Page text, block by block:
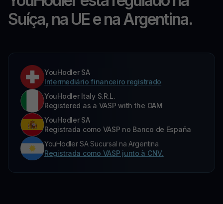
Suíça, na UE e na Argentina.
YouHodler SA
Intermediário financeiro registrado
YouHodler Italy S.R.L.
Registered as a VASP with the OAM
YouHodler SA
Registrada como VASP no Banco de España
YouHodler SA Sucursal na Argentina.
Registrada como VASP junto à CNV.